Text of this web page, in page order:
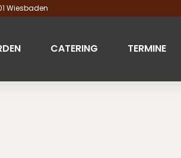
Wiesbaden
CATERING TERMINE